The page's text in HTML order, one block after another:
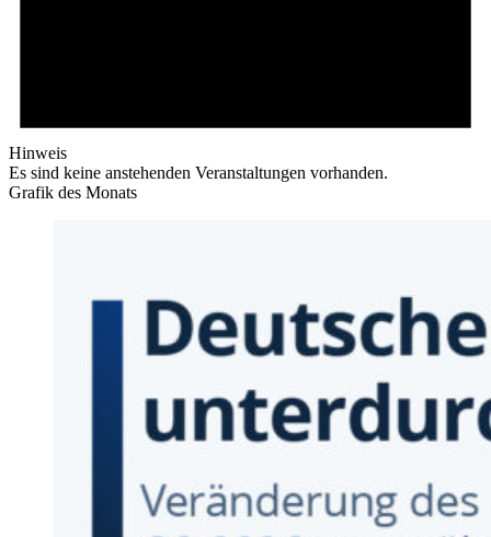
Hinweis
Es sind keine anstehenden Veranstaltungen vorhanden.
Grafik des Monats